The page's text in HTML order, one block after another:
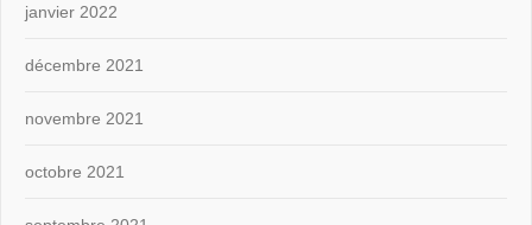
janvier 2022
décembre 2021
novembre 2021
octobre 2021